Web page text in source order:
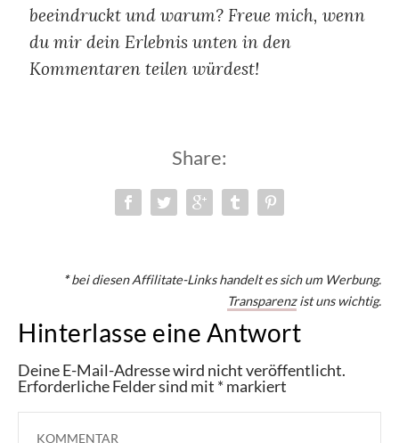
beeindruckt und warum? Freue mich, wenn
du mir dein Erlebnis unten in den
Kommentaren teilen würdest!
Share:
*bei diesen Affilitate-Links handelt es sich um Werbung.
Transparenzist uns wichtig.
Hinterlasse eine Antwort
Deine E-Mail-Adresse wird nicht veröffentlicht.
Erforderliche Felder sind mit * markiert